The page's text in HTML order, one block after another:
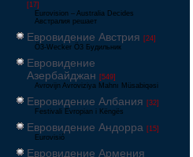
[17]
Eurovision – Australia Decides
Австралия решает
Евровидение Австрия [24]
Ö3-Wecker Ö3 Будильник
Евровидение
Азербайджан [549]
Avrovijn Avroviziya Mahnı Müsabiqəsi
Евровидение Албания [32]
Festivali Evropian i Këngës
Евровидение Андорра [15]
Eurovisió
Евровидение Армения